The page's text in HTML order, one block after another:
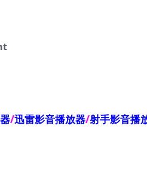
/迅雷影音播放器/射手影音播